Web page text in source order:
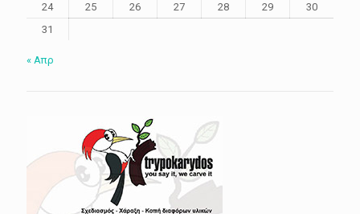
24 25 26 27 28 29
30
31
« Απρ